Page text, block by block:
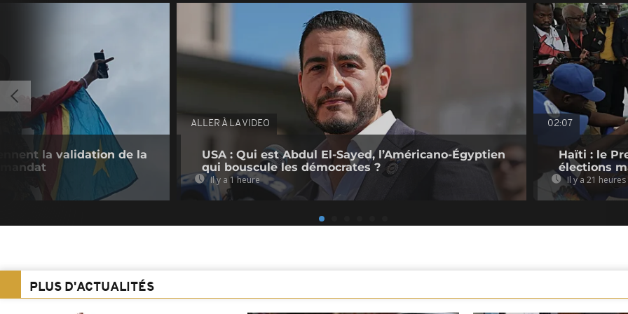
la validation de la
ALLER À LA VIDEO
USA : Qui est Abdul El-Sayed, l’Américano-Égyptien
qui bouscule les démocrates ?
Il y a 1 heure
02:07
Haïti : le
élections
Il y a 21 heures
PLUS D'ACTUALITÉS